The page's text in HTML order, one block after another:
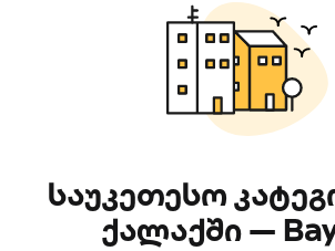
საუკეთესო
ქალაქში —